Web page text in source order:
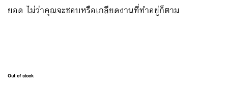
ยอด ไม่ว่าคุณจะชอบหรือเกลียดงานที่ทำอยู่ก็ตาม
Out of stock